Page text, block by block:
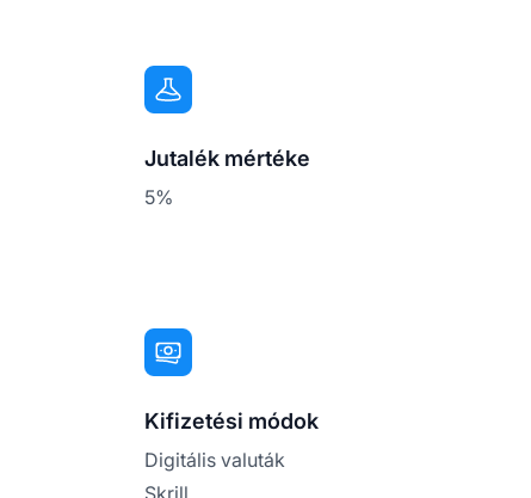
Jutalék mértéke
5%
Kifizetési módok
Digitális valuták